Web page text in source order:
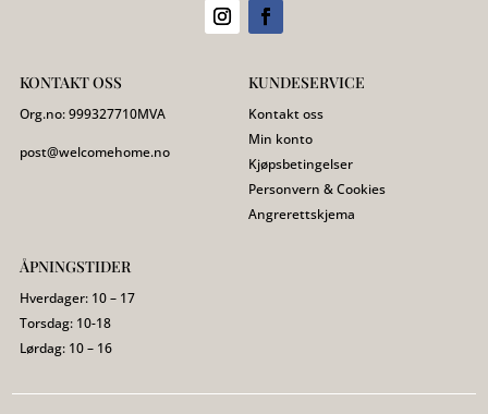
KONTAKT OSS
Org.no:999327710MVA
post@welcomehome.no
KUNDESERVICE
Kontakt oss
Min konto
Kjøpsbetingelser
Personvern & Cookies
Angrerettskjema
ÅPNINGSTIDER
Hverdager: 10 – 17
Torsdag: 10-18
Lørdag: 10 – 16